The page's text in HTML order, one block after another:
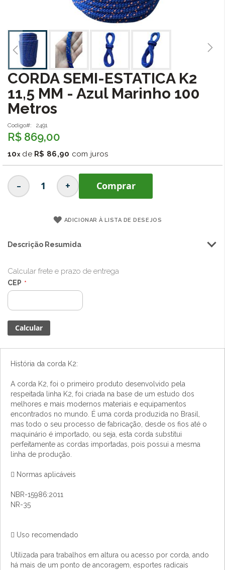
Saltar
para
o
início
da
Galeria
de
CORDA SEMI-ESTATICA K2
11,5 MM - Azul Marinho 100
Metros
Codigo 2491
R$ 869,00
10 de R$ 86,90 com juros
- + Comprar
ADICIONAR À LISTA DE DESEJOS
Descrição Resumida
Calcular frete e prazo de entrega
CEP
História da corda K2:
A corda K2, foi o primeiro produto desenvolvido pela
respeitada linha K2, foi criada na base de um estudo dos
melhores e mais modernos materiais e equipamentos
encontrados no mundo. É uma corda produzida no Brasil,
mas todo o seu processo de fabricação, desde os fios até o
maquinário é importado, ou seja, esta corda substitui
perfeitamente as cordas importadas, pois possui a mesma
linha de produção.
 Normas aplicáveis
NBR-15986:2011
NR-35
 Uso recomendado
Utilizada para trabalhos em altura ou acesso por corda, ando
há mais de um ponto de ancoragem, esportes radicais